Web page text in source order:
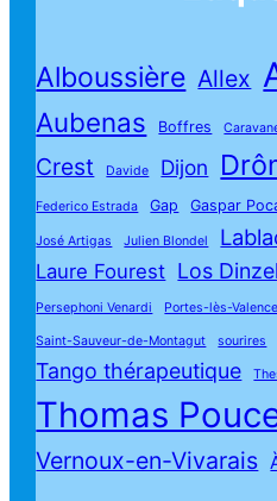
Alboussière Allex
Aubenas Boffres
Crest Davide Dijon
Federico Estrada Gap Gaspar
José Artigas Julien Blondel
Laure Fourest Los Dinzel
Persephoni Venardi Portes-lès-Valence
Saint-Sauveur-de-Montagut sourires
Tango thérapeutique
Thomas
Vernoux-en-Vivarais